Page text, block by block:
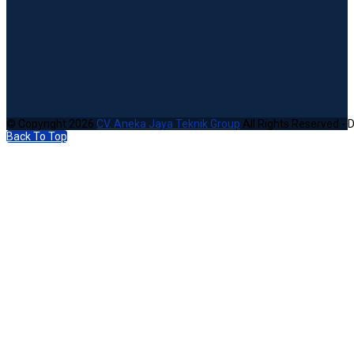
© Copyright 2026 CV. Aneka Jaya Teknik Group All Rights Reserved -
Back To Top